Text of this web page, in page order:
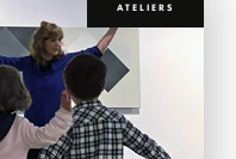
ATELIERS